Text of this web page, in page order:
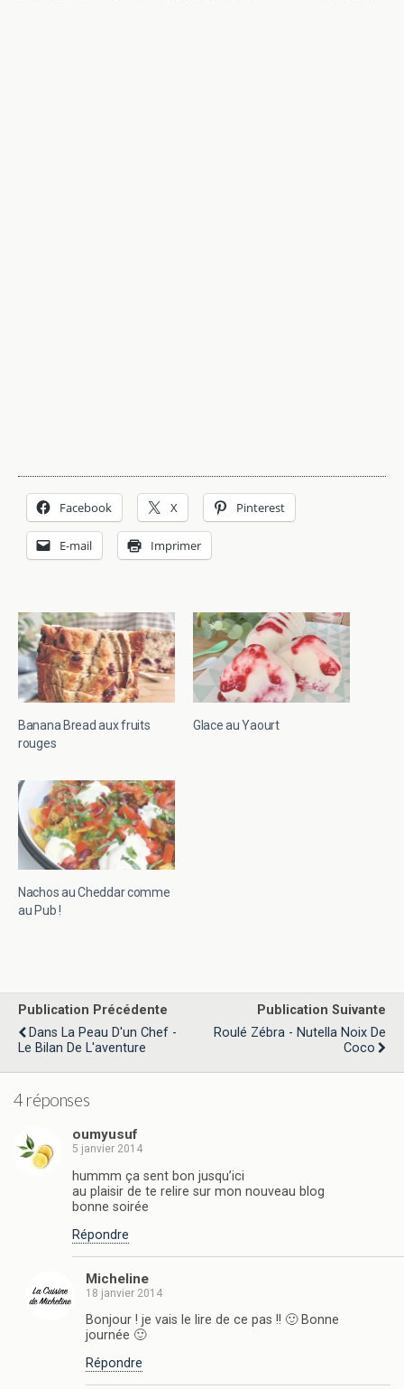
Facebook X Pinterest
E-mail Imprimer
Banana Bread aux fruits
rouges
Glace au Yaourt
Nachos au Cheddar comme
au Pub !
Publication Précédente
Dans La Peau D'un Chef -
Le Bilan De L'aventure
Publication Suivante
Roulé Zébra - Nutella Noix De
Coco
4 réponses
oumyusuf
5 janvier 2014
hummm ça sent bon jusqu’ici
au plaisir de te relire sur mon nouveau blog
bonne soirée
Répondre
Micheline
18 janvier 2014
Bonjour ! je vais le lire de ce pas !! 🙂 Bonne
journée 🙂
Répondre